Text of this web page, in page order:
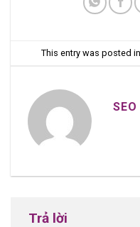
This entry was posted in
SEO
Trả lời